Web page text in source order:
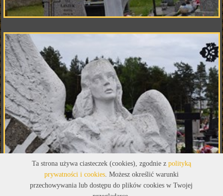
Ta strona używa ciasteczek (cookies), zgodnie z polityką
prywatności i cookies. Możesz określić warunki
przechowywania lub dostępu do plików cookies w Twojej